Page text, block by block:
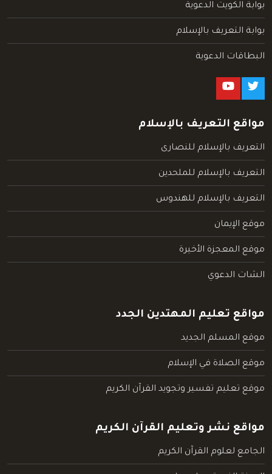
بوابة الكويت الدعوية
بوابة التعريف بالإسلام
البطاقات الدعوية
مواقع التعريف بالإسلام
التعريف بالإسلام للنصارى
التعريف بالإسلام للملحدين
التعريف بالإسلام للهندوس
موقع الإيمان
موقع المعجزة الأخيرة
الشات الدعوي
مواقع تعليم المهتدين الجدد
موقع المسلم الجديد
موقع الصلاة في الإسلام
موقع تعليم تفسير وتجويد القرآن الكريم
مواقع نشر وتعليم القرآن الكريم
الجامع لعلوم القرآن الكريم